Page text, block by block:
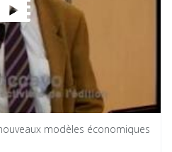
modèles économiques